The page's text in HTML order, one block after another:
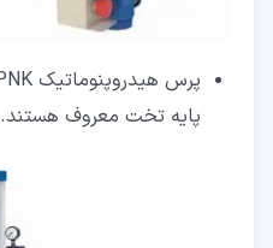
پایه تخت معروف هستند.